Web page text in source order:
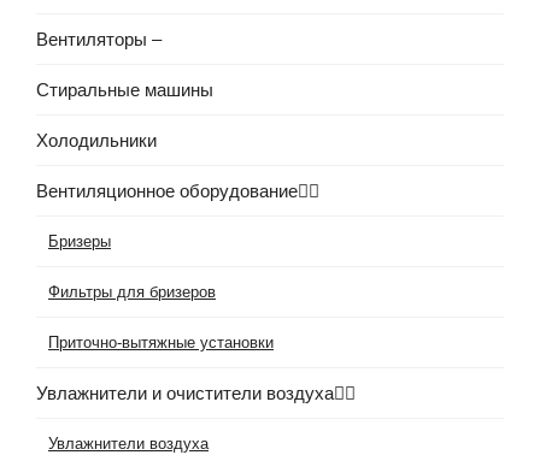
Вентиляторы –
Стиральные машины
Холодильники
Вентиляционное оборудование
Бризеры
Фильтры для бризеров
Приточно-вытяжные установки
Увлажнители и очистители воздуха
Увлажнители воздуха